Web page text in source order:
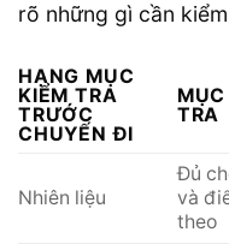
rõ những gì cần
HẠNG MỤC
KIỂM TRA
TRƯỚC
CHUYẾN ĐI
TRA
Nhiên liệu
Đủ
và
theo